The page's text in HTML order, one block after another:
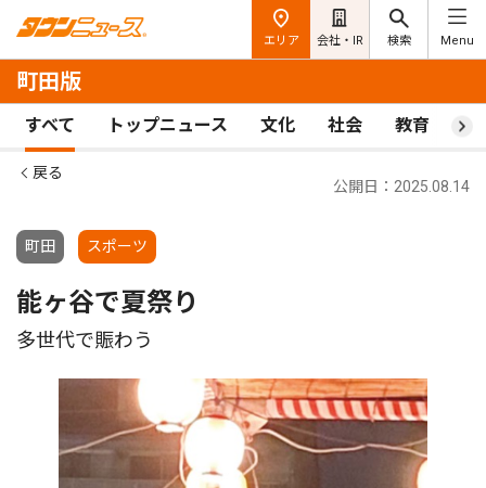
エリア 会社・IR 検索 Menu
町田版
すべて トップニュース 文化 社会 教育 ス
戻る
町田 スポーツ
公開日：2025.08.14
能ヶ谷で夏祭り
多世代で賑わう